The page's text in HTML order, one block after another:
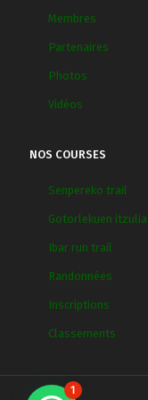
Membres
Partenaires
Photos
Vidéos
NOS COURSES
Senpereko trail
Gotorlekuen itzulia
Ibar run trail
Randonnées
Inscriptions
Classements
1